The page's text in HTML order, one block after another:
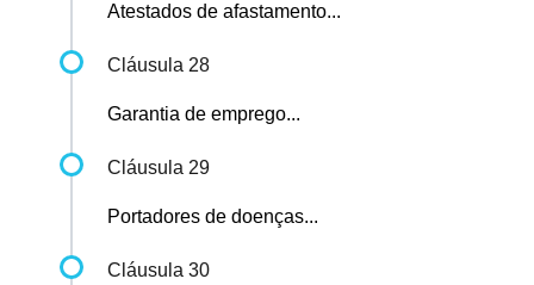
Atestados de afastamento...
Cláusula 28
Garantia de emprego...
Cláusula 29
Portadores de doenças...
Cláusula 30